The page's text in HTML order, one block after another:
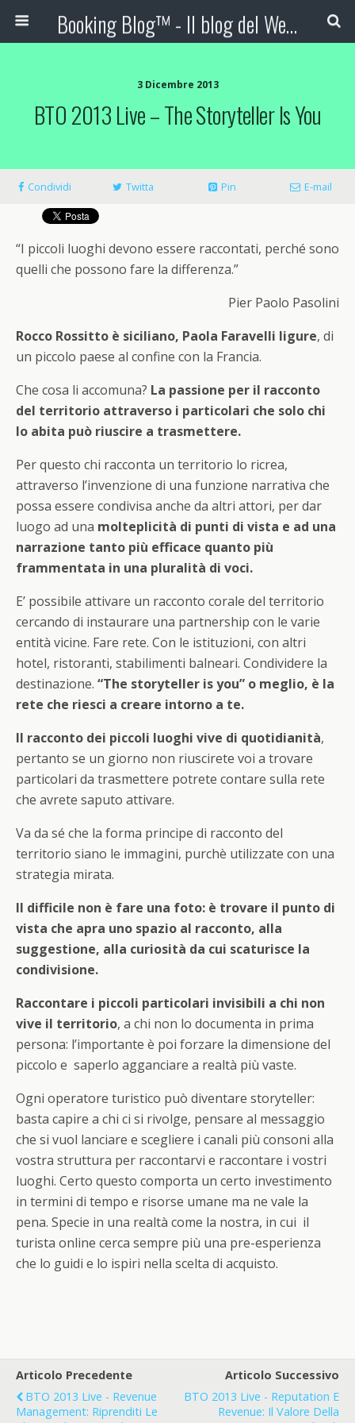
Booking Blog™ - Il blog del Web Marketing Turistico
3 Dicembre 2013
BTO 2013 Live – The Storyteller Is You
Condividi Twitta Pin E-mail
“I piccoli luoghi devono essere raccontati, perché sono
quelli che possono fare la differenza.”
Pier Paolo Pasolini
Rocco Rossitto è siciliano, Paola Faravelli ligure, di
un piccolo paese al confine con la Francia.
Che cosa li accomuna? La passione per il racconto
del territorio attraverso i particolari che solo chi
lo abita può riuscire a trasmettere.
Per questo chi racconta un territorio lo ricrea,
attraverso l’invenzione di una funzione narrativa che
possa essere condivisa anche da altri attori, per dar
luogo ad una molteplicità di punti di vista e ad una
narrazione tanto più efficace quanto più
frammentata in una pluralità di voci.
E’ possibile attivare un racconto corale del territorio
cercando di instaurare una partnership con le varie
entità vicine. Fare rete. Con le istituzioni, con altri
hotel, ristoranti, stabilimenti balneari. Condividere la
destinazione. “The storyteller is you” o meglio, è la
rete che riesci a creare intorno a te.
Il racconto dei piccoli luoghi vive di quotidianità,
pertanto se un giorno non riuscirete voi a trovare
particolari da trasmettere potrete contare sulla rete
che avrete saputo attivare.
Va da sé che la forma principe di racconto del
territorio siano le immagini, purchè utilizzate con una
strategia mirata.
Il difficile non è fare una foto: è trovare il punto di
vista che apra uno spazio al racconto, alla
suggestione, alla curiosità da cui scaturisce la
condivisione.
Raccontare i piccoli particolari invisibili a chi non
vive il territorio, a chi non lo documenta in prima
persona: l’importante è poi forzare la dimensione del
piccolo e saperlo agganciare a realtà più vaste.
Ogni operatore turistico può diventare storyteller:
basta capire a chi ci si rivolge, pensare al messaggio
che si vuol lanciare e scegliere i canali più consoni alla
vostra struttura per raccontarvi e raccontare i vostri
luoghi. Certo questo comporta un certo investimento
in termini di tempo e risorse umane ma ne vale la
pena. Specie in una realtà come la nostra, in cui il
turista online cerca sempre più una pre-esperienza
che lo guidi e lo ispiri nella scelta di acquisto.
Articolo Precedente
BTO 2013 Live - Revenue
Management: Riprenditi Le
Articolo Successivo
BTO 2013 Live - Reputation E
Revenue: Il Valore Della